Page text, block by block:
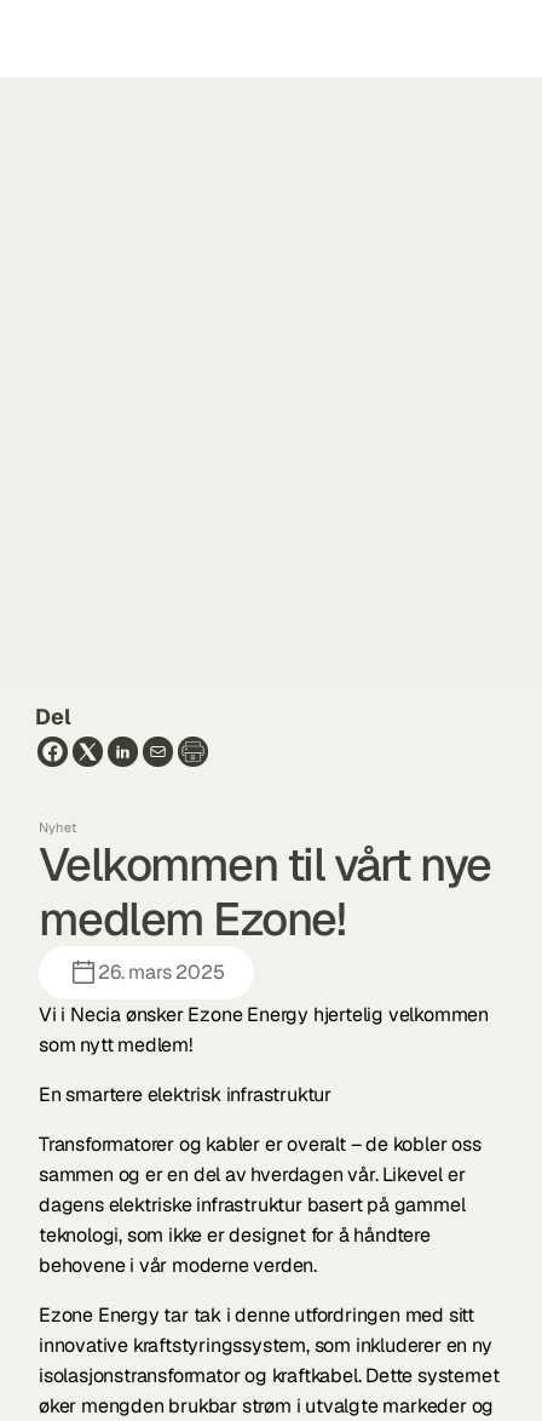
Del
Nyhet
Velkommen til vårt nye
medlem Ezone!
26. mars 2025
Vi i Necia ønsker Ezone Energy hjertelig velkommen
som nytt medlem!
En smartere elektrisk infrastruktur
Transformatorer og kabler er overalt – de kobler oss
sammen og er en del av hverdagen vår. Likevel er
dagens elektriske infrastruktur basert på gammel
teknologi, som ikke er designet for å håndtere
behovene i vår moderne verden.
Ezone Energy tar tak i denne utfordringen med sitt
innovative kraftstyringssystem, som inkluderer en ny
isolasjonstransformator og kraftkabel. Dette systemet
øker mengden brukbar strøm i utvalgte markeder og